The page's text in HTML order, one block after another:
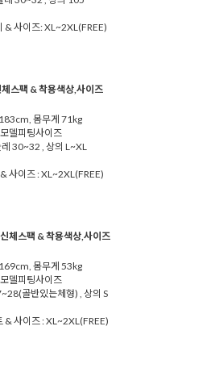
& 사이즈: XL~2XL(FREE)
스팩 & 착용색상,사이즈
몸무게 71kg
모델피팅사이즈
30~32 , 상의 L~XL
사이즈 : XL~2XL(FREE)
체스팩 & 착용색상,사이즈
몸무게 53kg
모델피팅사이즈
골반있는체형) , 상의 S
& 사이즈 : XL~2XL(FREE)